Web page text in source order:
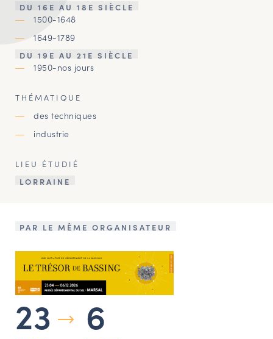
DU 16E AU 18E SIÈCLE
1500-1648
1649-1789
DU 19E AU 21E SIÈCLE
1950-nos jours
THÉMATIQUE
des techniques
industrie
LIEU ÉTUDIÉ
LORRAINE
PAR LE MÊME ORGANISATEUR
23 6